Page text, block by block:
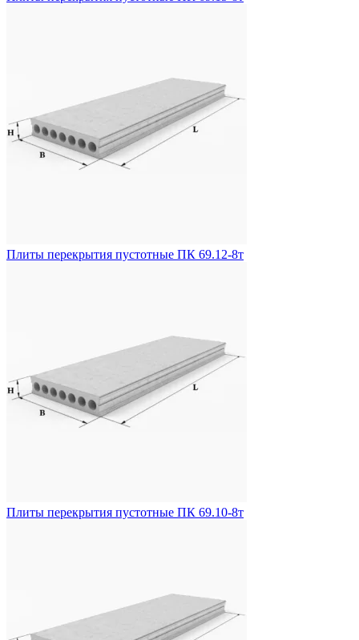
Плиты перекрытия пустотные ПК 69.12-8т
Плиты перекрытия пустотные ПК 69.10-8т